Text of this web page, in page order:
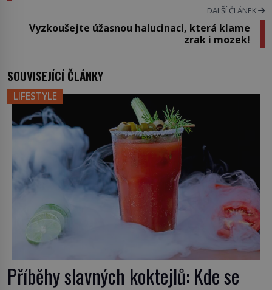
DALŠÍ ČLÁNEK
Vyzkoušejte úžasnou halucinaci, která klame
zrak i mozek!
SOUVISEJÍCÍ ČLÁNKY
LIFESTYLE
Příběhy slavných koktejlů: Kde se